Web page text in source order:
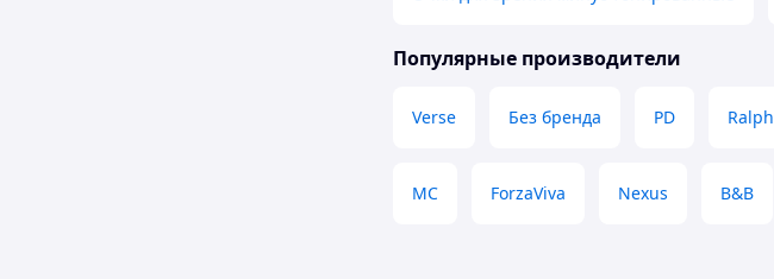
Популярные производители
Verse Без бренда PD Ralph
MC ForzaViva Nexus B&B